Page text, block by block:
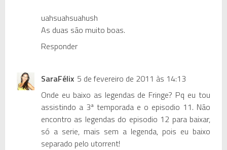
uahsuahsuahush
As duas são muito boas.
Responder
SaraFélix 5 de fevereiro de 2011 às 14:13
Onde eu baixo as legendas de Fringe? Pq eu tou
assistindo a 3ª temporada e o episodio 11. Não
encontro as legendas do episodio 12 para baixar,
só a serie, mais sem a legenda, pois eu baixo
separado pelo utorrent!